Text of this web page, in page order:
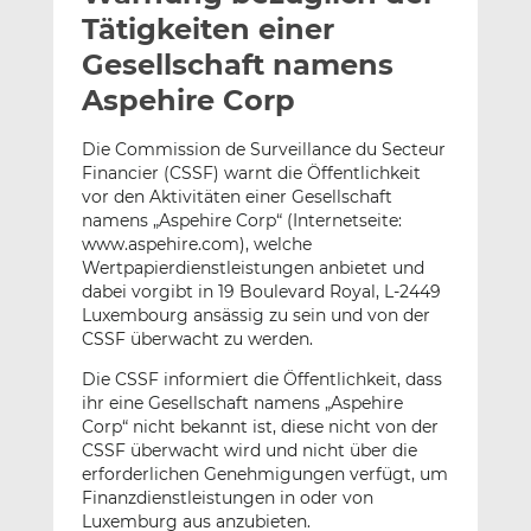
a
n
n
k
e
d
n
t
e
i
l
e
n
c
e
b
o
k
t
e
i
l
e
n
Tätigkeiten einer
Gesellschaft namens
Aspehire Corp
Die Commission de Surveillance du Secteur
Financier (CSSF) warnt die Öffentlichkeit
vor den Aktivitäten einer Gesellschaft
namens „Aspehire Corp“ (Internetseite:
www.aspehire.com), welche
Wertpapierdienstleistungen anbietet und
dabei vorgibt in 19 Boulevard Royal, L-2449
Luxembourg ansässig zu sein und von der
CSSF überwacht zu werden.
Die CSSF informiert die Öffentlichkeit, dass
ihr eine Gesellschaft namens „Aspehire
Corp“ nicht bekannt ist, diese nicht von der
CSSF überwacht wird und nicht über die
erforderlichen Genehmigungen verfügt, um
Finanzdienstleistungen in oder von
Luxemburg aus anzubieten.